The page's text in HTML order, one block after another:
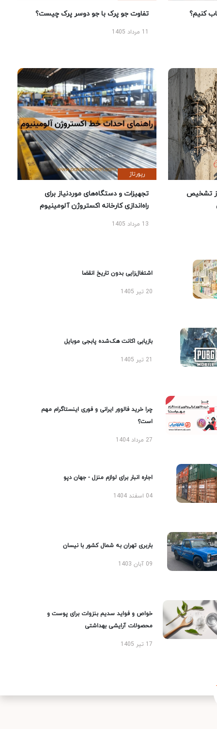
کنیم؟ تفاوت جو پرک با جو دوسر پرک چیست؟
تشخیص
رپورتاژ
تجهیزات و دستگاه‌های موردنیاز برای
راه‌اندازی کارخانه اکستروژن آلومینیوم
13 مرداد 1405
اشتغال‌زایی بدون تاریخ انقضا
20 تیر 1405
بازیابی اکانت هک‌شده پابجی موبایل
چرا خرید فالوور ایرانی و فوری اینستاگرام مهم
است؟
27 مرداد 1404
اجاره انبار برای لوازم منزل - جهان دپو
04 اسفند 1404
باربری تهران به شمال کشور با نیسان
09 آبان 1403
خواص و فواید سدیم بنزوات برای پوست و
محصولات آرایشی بهداشتی
17 تیر 1405